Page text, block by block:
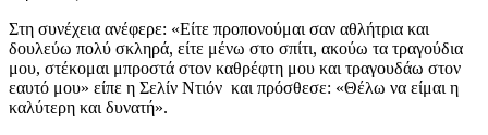
Στη συνέχεια ανέφερε: «Είτε προπονούμαι σαν αθλήτρια και
δουλεύω πολύ σκληρά, είτε μένω στο σπίτι, ακούω τα τραγούδια
μου, στέκομαι μπροστά στον καθρέφτη μου και τραγουδάω στον
εαυτό μου» είπε η Σελίν Ντιόν και πρόσθεσε: «Θέλω να είμαι η
καλύτερη και δυνατή».